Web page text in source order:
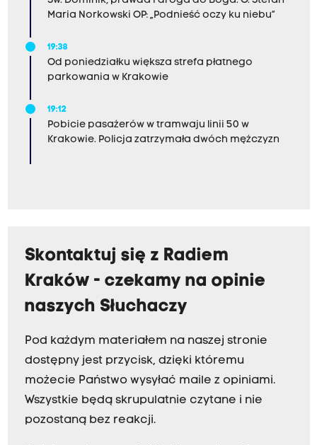
Maria Norkowski OP: „Podnieść oczy ku niebu”
19:38
Od poniedziałku większa strefa płatnego
parkowania w Krakowie
19:12
Pobicie pasażerów w tramwaju linii 50 w
Krakowie. Policja zatrzymała dwóch mężczyzn
Skontaktuj się z Radiem
Kraków - czekamy na opinie
naszych Słuchaczy
Pod każdym materiałem na naszej stronie
dostępny jest przycisk, dzięki któremu
możecie Państwo wysyłać maile z opiniami.
Wszystkie będą skrupulatnie czytane i nie
pozostaną bez reakcji.